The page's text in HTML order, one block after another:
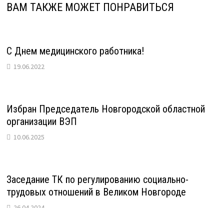
ВАМ ТАКЖЕ МОЖЕТ ПОНРАВИТЬСЯ
С Днем медицинского работника!
19.06.2022
Избран Председатель Новгородской областной
организации ВЭП
10.06.2025
Заседание ТК по регулированию социально-
трудовых отношений в Великом Новгороде